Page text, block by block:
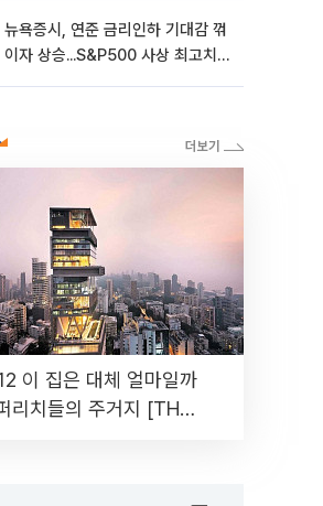
뉴욕증시, 연준 금리인하 기대감 꺾
이자 상승...S&P500 사상 최고치
이 집은 대체 얼마일까
리치들의 주거지 [THE